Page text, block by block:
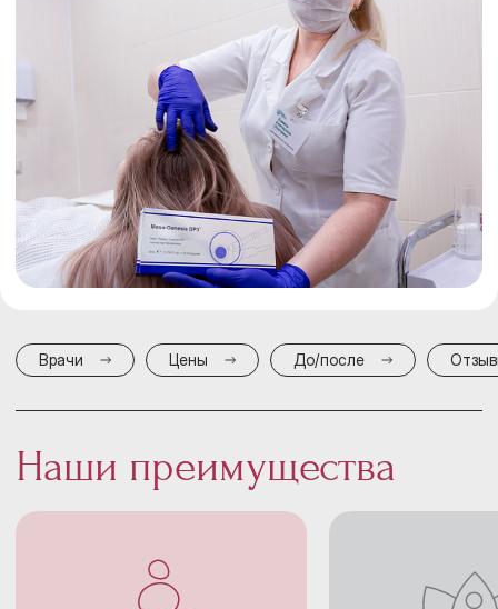
Врачи Цены До/после
Наши преимущества